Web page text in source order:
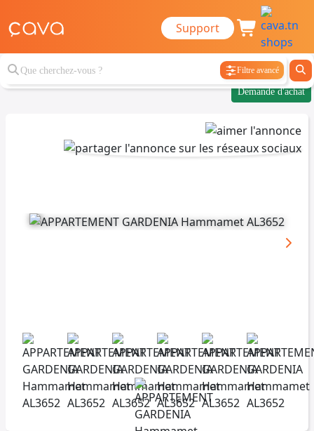
Support
Filtre avancé
Demande d'achat